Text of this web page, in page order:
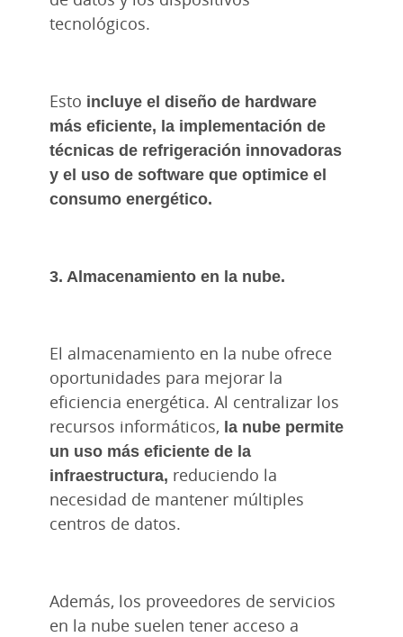
tecnológicos.
Esto incluye el diseño de hardware
más eficiente, la implementación de
técnicas de refrigeración innovadoras
y el uso de software que optimice el
consumo energético.
3. Almacenamiento en la nube.
El almacenamiento en la nube ofrece
oportunidades para mejorar la
eficiencia energética. Al centralizar los
recursos informáticos, la nube permite
un uso más eficiente de la
infraestructura, reduciendo la
necesidad de mantener múltiples
centros de datos.
Además, los proveedores de servicios
en la nube suelen tener acceso a